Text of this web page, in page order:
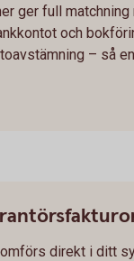
ger full matchning
och
– så
direkt i ditt